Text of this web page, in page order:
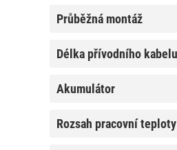
průběžná
průběžná montáž
délka
přívodního
délka přívodního kabelu
akumulátor
akumulátor
rozsah
rozsah pracovní teploty